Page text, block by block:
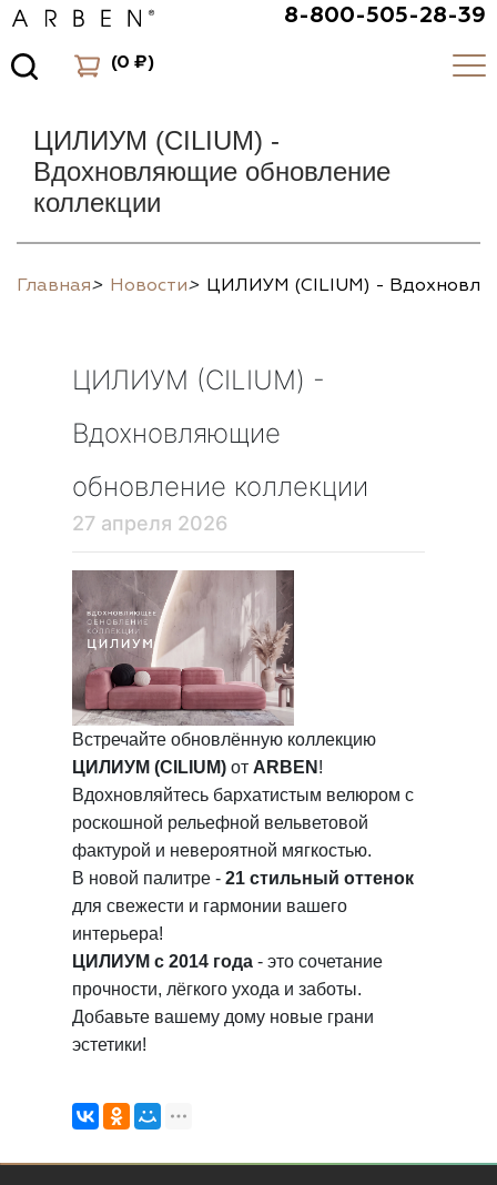
8-800-505-28-39
(0 ₽)
ЦИЛИУМ (CILIUM) -
Вдохновляющие обновление
коллекции
Главная> Новости> ЦИЛИУМ (CILIUM) -
ЦИЛИУМ (CILIUM) -
Вдохновляющие
обновление коллекции
27 апреля 2026
Встречайте обновлённую коллекцию
ЦИЛИУМ (CILIUM)от ARBEN !
Вдохновляйтесь бархатистым велюром с
роскошной рельефной вельветовой
фактурой и невероятной мягкостью.
В новой палитре - 21 стильный оттенок
для свежести и гармонии вашего
интерьера!
ЦИЛИУМ с 2014 года- это сочетание
прочности, лёгкого ухода и заботы.
Добавьте вашему дому новые грани
эстетики!